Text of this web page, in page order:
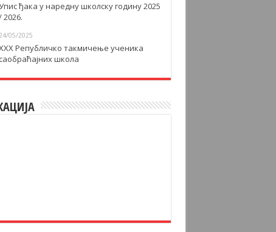
ђака у наредну школску годину 2025
2026.
05/2025
Републичко такмичење ученика
саобраћајних школа